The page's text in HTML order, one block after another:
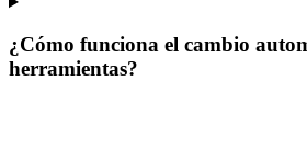
¿Cómo funciona el cambio
herramientas?